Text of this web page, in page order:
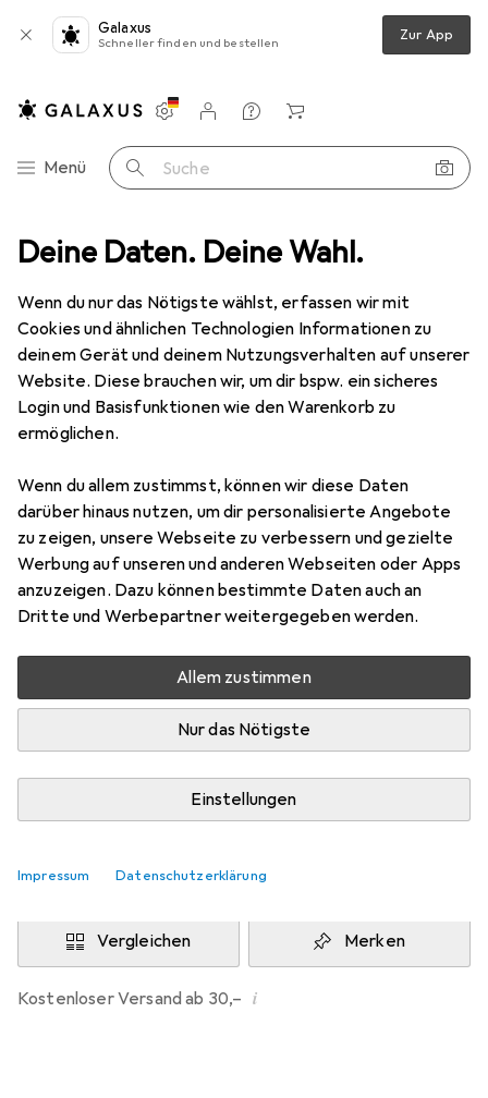
Deine Daten. Deine Wahl.
Wenn du nur das Nötigste wählst, erfassen wir mit
Cookies und ähnlichen Technologien Informationen zu
deinem Gerät und deinem Nutzungsverhalten auf unserer
Website. Diese brauchen wir, um dir bspw. ein sicheres
Login und Basisfunktionen wie den Warenkorb zu
ermöglichen.
Wenn du allem zustimmst, können wir diese Daten
darüber hinaus nutzen, um dir personalisierte Angebote
zu zeigen, unsere Webseite zu verbessern und gezielte
Werbung auf unseren und anderen Webseiten oder Apps
anzuzeigen. Dazu können bestimmte Daten auch an
Dritte und Werbepartner weitergegeben werden.
Allem zustimmen
Nur das Nötigste
Einstellungen
Impressum Datenschutzerklärung
Galaxus
Schneller finden und bestellen Zur App
Navigation nach Kategorien
Menü Suche
Einstellungen
Kundenkonto
Vergleichslisten
Merklisten
Warenkorb
Stativ Zubehör mantona Scout Schnellkupplungs- platte
8 Bilder
mantonaScout Schnellkupplungs-
platte
Stativ Schnellwechselplatte
Preis in EUR inkl. MwSt.
EUR
11,70
2
Bewertungen Marke
Mehr von mantona
Mehr als 10 Stück an Lager beim Drittanbieter
Lieferort angeben für genaue Lieferzeit
WiltecDE
In den Warenkorb
Vergleichen Merken
Kostenloser Versand ab 30,– i